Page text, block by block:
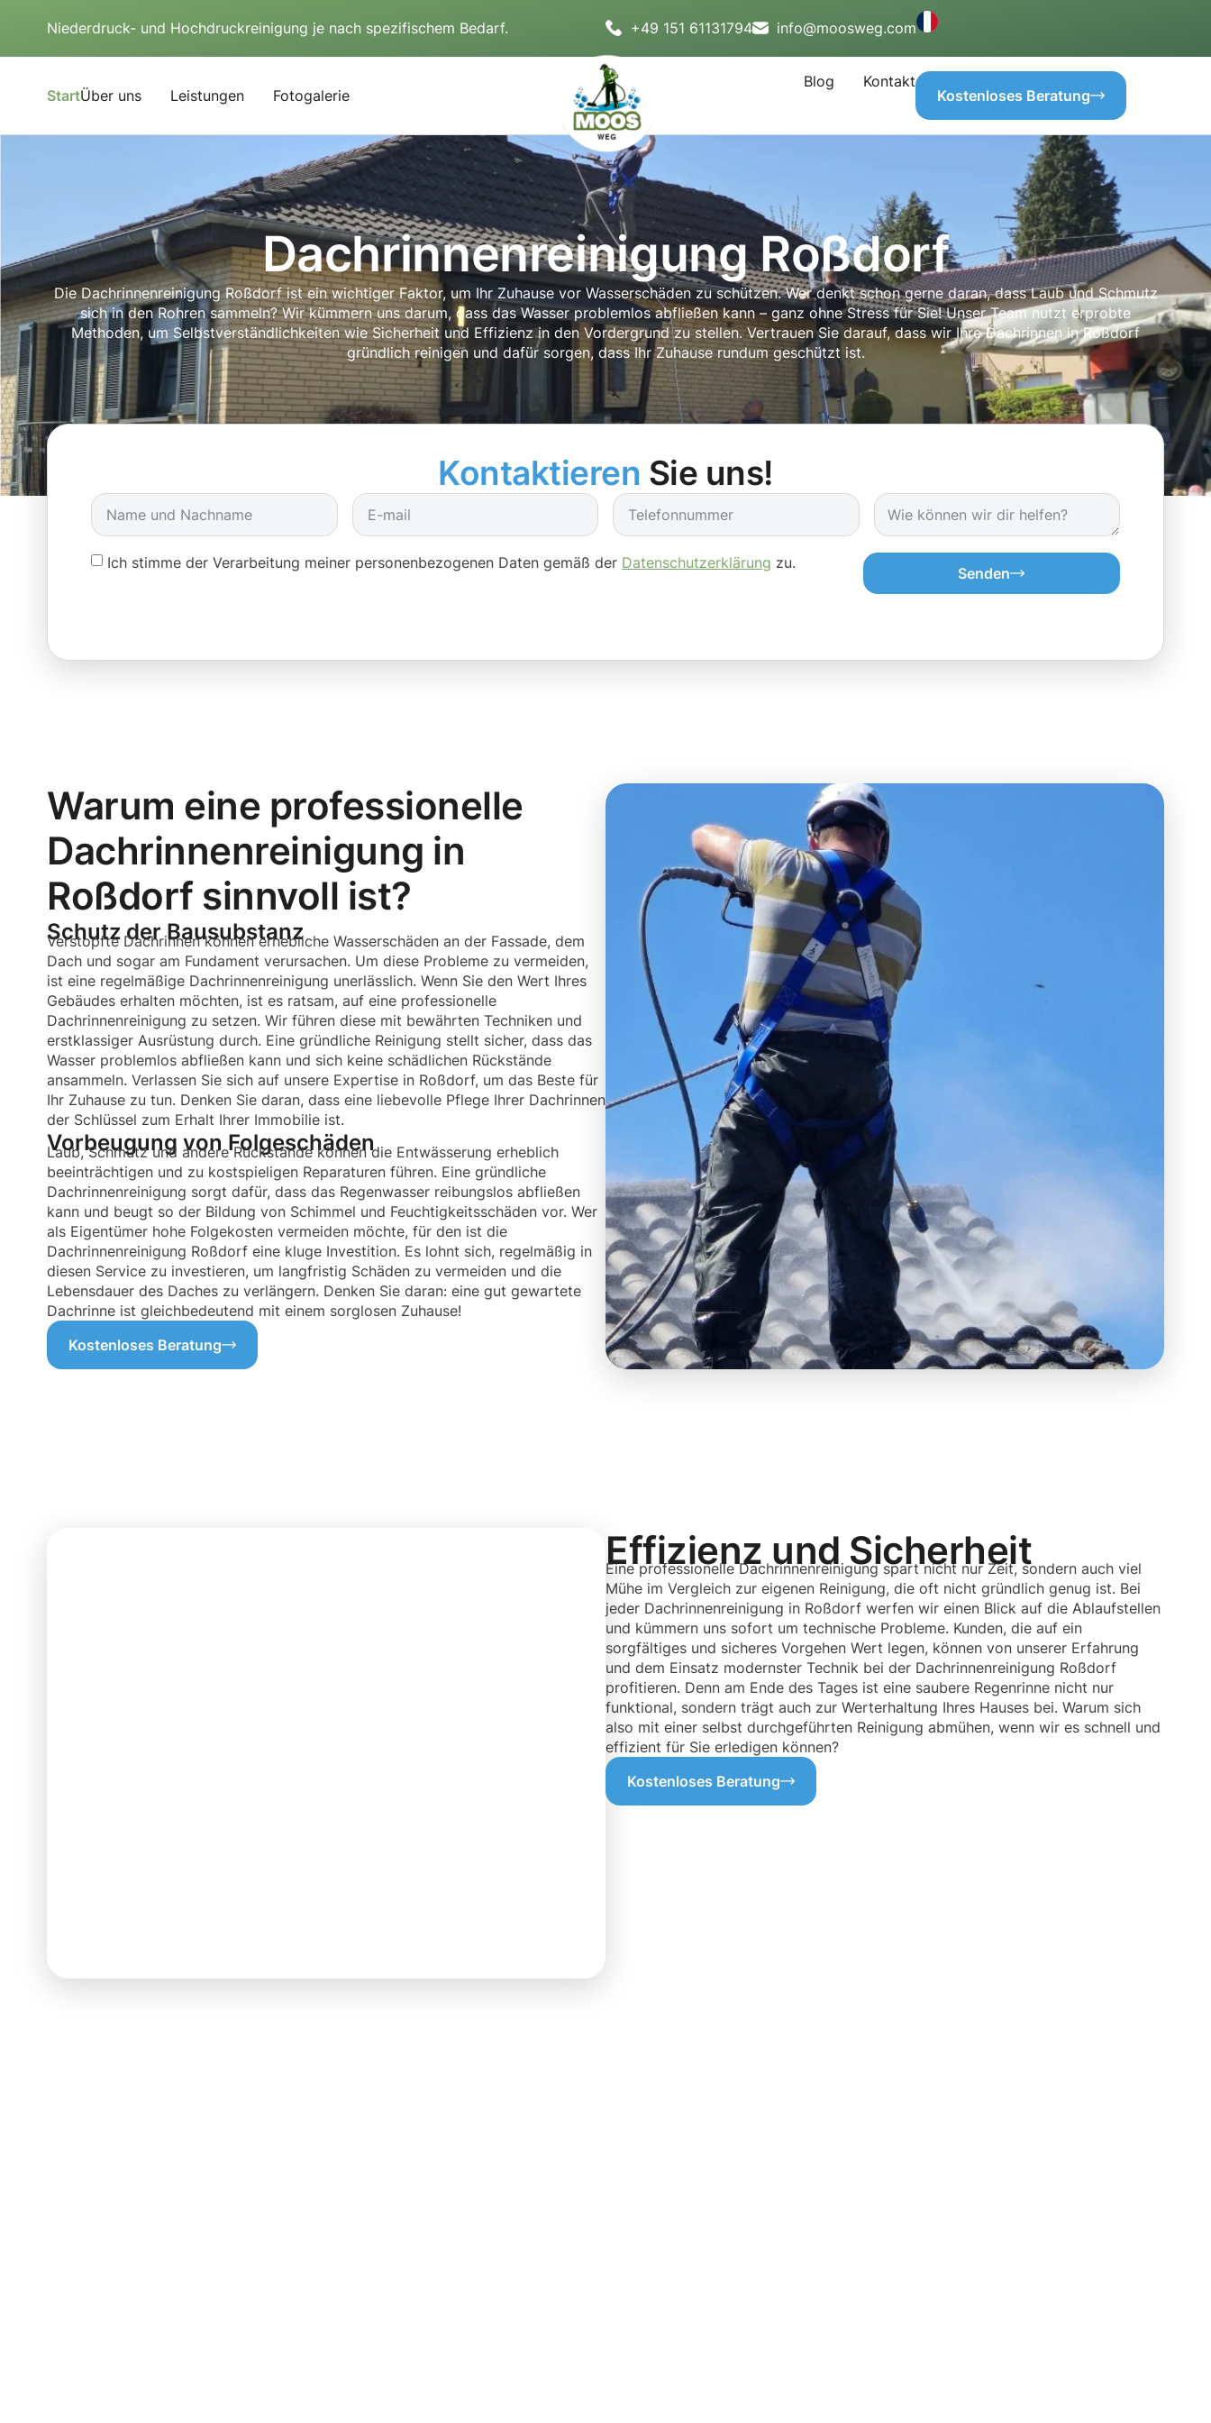
Niederdruck- und Hochdruckreinigung je nach spezifischem Bedarf. +49 151 61131794 info@moosweg.com
StartÜber uns Leistungen Fotogalerie
Blog
Kontakt
Kostenloses Beratung
Dachrinnenreinigung Roßdorf
Die Dachrinnenreinigung Roßdorf ist ein wichtiger Faktor, um Ihr Zuhause vor Wasserschäden zu schützen. Wer denkt schon gerne daran, dass Laub und Schmutz
sich in den Rohren sammeln? Wir kümmern uns darum, dass das Wasser problemlos abfließen kann – ganz ohne Stress für Sie! Unser Team nutzt erprobte
Methoden, um Selbstverständlichkeiten wie Sicherheit und Effizienz in den Vordergrund zu stellen. Vertrauen Sie darauf, dass wir Ihre Dachrinnen in Roßdorf
gründlich reinigen und dafür sorgen, dass Ihr Zuhause rundum geschützt ist.
Kontaktieren Sie uns!
Ich stimme der Verarbeitung meiner personenbezogenen Daten gemäß der Datenschutzerklärung zu.
Senden
Warum eine professionelle
Dachrinnenreinigung in
Roßdorf sinnvoll ist?
Schutz der Bausubstanz
Verstopfte Dachrinnen können erhebliche Wasserschäden an der Fassade, dem
Dach und sogar am Fundament verursachen. Um diese Probleme zu vermeiden,
ist eine regelmäßige Dachrinnenreinigung unerlässlich. Wenn Sie den Wert Ihres
Gebäudes erhalten möchten, ist es ratsam, auf eine professionelle
Dachrinnenreinigung zu setzen. Wir führen diese mit bewährten Techniken und
erstklassiger Ausrüstung durch. Eine gründliche Reinigung stellt sicher, dass das
Wasser problemlos abfließen kann und sich keine schädlichen Rückstände
ansammeln. Verlassen Sie sich auf unsere Expertise in Roßdorf, um das Beste für
Ihr Zuhause zu tun. Denken Sie daran, dass eine liebevolle Pflege Ihrer Dachrinnen
der Schlüssel zum Erhalt Ihrer Immobilie ist.
Vorbeugung von Folgeschäden
Laub, Schmutz und andere Rückstände können die Entwässerung erheblich
beeinträchtigen und zu kostspieligen Reparaturen führen. Eine gründliche
Dachrinnenreinigung sorgt dafür, dass das Regenwasser reibungslos abfließen
kann und beugt so der Bildung von Schimmel und Feuchtigkeitsschäden vor. Wer
als Eigentümer hohe Folgekosten vermeiden möchte, für den ist die
Dachrinnenreinigung Roßdorf eine kluge Investition. Es lohnt sich, regelmäßig in
diesen Service zu investieren, um langfristig Schäden zu vermeiden und die
Lebensdauer des Daches zu verlängern. Denken Sie daran: eine gut gewartete
Dachrinne ist gleichbedeutend mit einem sorglosen Zuhause!
Kostenloses Beratung
Effizienz und Sicherheit
Eine professionelle Dachrinnenreinigung spart nicht nur Zeit, sondern auch viel
Mühe im Vergleich zur eigenen Reinigung, die oft nicht gründlich genug ist. Bei
jeder Dachrinnenreinigung in Roßdorf werfen wir einen Blick auf die Ablaufstellen
und kümmern uns sofort um technische Probleme. Kunden, die auf ein
sorgfältiges und sicheres Vorgehen Wert legen, können von unserer Erfahrung
und dem Einsatz modernster Technik bei der Dachrinnenreinigung Roßdorf
profitieren. Denn am Ende des Tages ist eine saubere Regenrinne nicht nur
funktional, sondern trägt auch zur Werterhaltung Ihres Hauses bei. Warum sich
also mit einer selbst durchgeführten Reinigung abmühen, wenn wir es schnell und
effizient für Sie erledigen können?
Kostenloses Beratung